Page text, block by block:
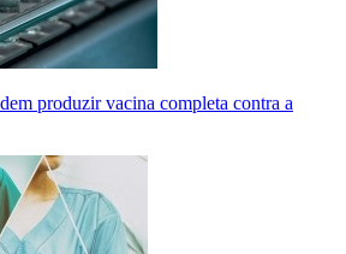
produzir vacina completa contra a